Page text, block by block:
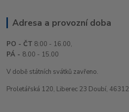
Adresa a provozní doba
PO - ČT 8:00 - 16.00,
PÁ - 8.00 - 15.00
V době státních svátků zavřeno.
Proletářská 120, Liberec 23 Doubí, 46312